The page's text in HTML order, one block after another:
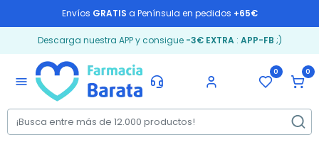
Envíos GRATIS a Península en pedidos +65€
Descarga nuestra APP y consigue -3€ EXTRA: APP-FB ;)
menu
0 0